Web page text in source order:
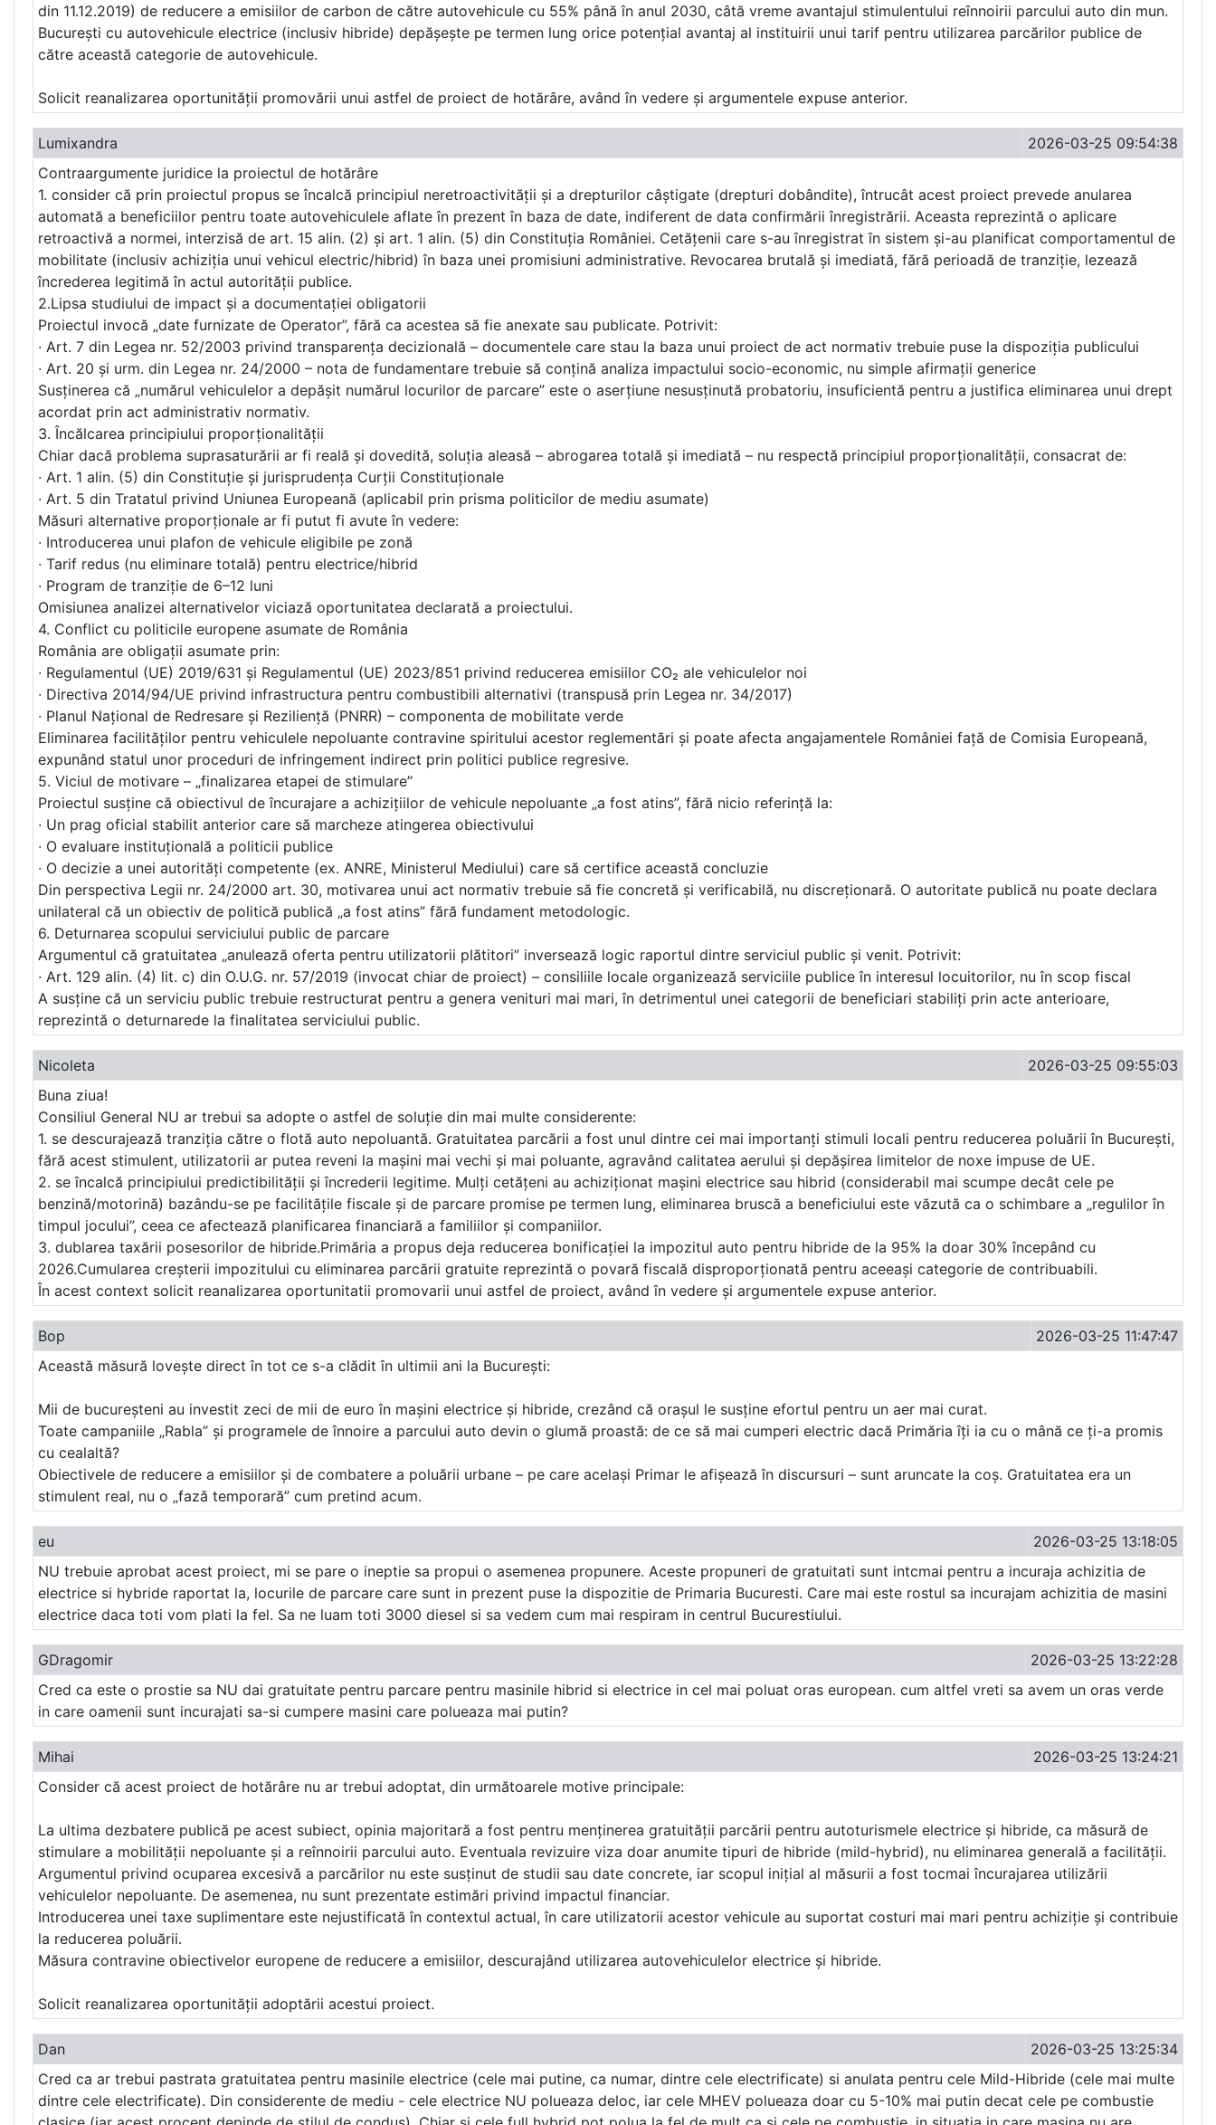
din 11.12.2019) de reducere a emisiilor de carbon de către autovehicule cu 55% până în anul 2030, câtă vreme avantajul stimulentului reînnoirii parcului auto din mun.
București cu autovehicule electrice (inclusiv hibride) depășește pe termen lung orice potențial avantaj al instituirii unui tarif pentru utilizarea parcărilor publice de
către această categorie de autovehicule.
Solicit reanalizarea oportunității promovării unui astfel de proiect de hotărâre, având în vedere și argumentele expuse anterior.
Lumixandra
2026-03-25 09:54:38
Contraargumente juridice la proiectul de hotărâre
1. consider că prin proiectul propus se încalcă principiul neretroactivității și a drepturilor câștigate (drepturi dobândite), întrucât acest proiect prevede anularea
automată a beneficiilor pentru toate autovehiculele aflate în prezent în baza de date, indiferent de data confirmării înregistrării. Aceasta reprezintă o aplicare
retroactivă a normei, interzisă de art. 15 alin. (2) și art. 1 alin. (5) din Constituția României. Cetățenii care s-au înregistrat în sistem și-au planificat comportamentul de
mobilitate (inclusiv achiziția unui vehicul electric/hibrid) în baza unei promisiuni administrative. Revocarea brutală și imediată, fără perioadă de tranziție, lezează
încrederea legitimă în actul autorității publice.
2.Lipsa studiului de impact și a documentației obligatorii
Proiectul invocă „date furnizate de Operator”, fără ca acestea să fie anexate sau publicate. Potrivit:
∙ Art. 7 din Legea nr. 52/2003 privind transparența decizională – documentele care stau la baza unui proiect de act normativ trebuie puse la dispoziția publicului
∙ Art. 20 și urm. din Legea nr. 24/2000 – nota de fundamentare trebuie să conțină analiza impactului socio-economic, nu simple afirmații generice
Susținerea că „numărul vehiculelor a depășit numărul locurilor de parcare” este o aserțiune nesusținută probatoriu, insuficientă pentru a justifica eliminarea unui drept
acordat prin act administrativ normativ.
3. Încălcarea principiului proporționalității
Chiar dacă problema suprasaturării ar fi reală și dovedită, soluția aleasă – abrogarea totală și imediată – nu respectă principiul proporționalității, consacrat de:
∙ Art. 1 alin. (5) din Constituție și jurisprudența Curții Constituționale
∙ Art. 5 din Tratatul privind Uniunea Europeană (aplicabil prin prisma politicilor de mediu asumate)
Măsuri alternative proporționale ar fi putut fi avute în vedere:
∙ Introducerea unui plafon de vehicule eligibile pe zonă
∙ Tarif redus (nu eliminare totală) pentru electrice/hibrid
∙ Program de tranziție de 6–12 luni
Omisiunea analizei alternativelor viciază oportunitatea declarată a proiectului.
4. Conflict cu politicile europene asumate de România
România are obligații asumate prin:
∙ Regulamentul (UE) 2019/631 și Regulamentul (UE) 2023/851 privind reducerea emisiilor CO₂ ale vehiculelor noi
∙ Directiva 2014/94/UE privind infrastructura pentru combustibili alternativi (transpusă prin Legea nr. 34/2017)
∙ Planul Național de Redresare și Reziliență (PNRR) – componenta de mobilitate verde
Eliminarea facilităților pentru vehiculele nepoluante contravine spiritului acestor reglementări și poate afecta angajamentele României față de Comisia Europeană,
expunând statul unor proceduri de infringement indirect prin politici publice regresive.
5. Viciul de motivare – „finalizarea etapei de stimulare”
Proiectul susține că obiectivul de încurajare a achizițiilor de vehicule nepoluante „a fost atins”, fără nicio referință la:
∙ Un prag oficial stabilit anterior care să marcheze atingerea obiectivului
∙ O evaluare instituțională a politicii publice
∙ O decizie a unei autorități competente (ex. ANRE, Ministerul Mediului) care să certifice această concluzie
Din perspectiva Legii nr. 24/2000 art. 30, motivarea unui act normativ trebuie să fie concretă și verificabilă, nu discreționară. O autoritate publică nu poate declara
unilateral că un obiectiv de politică publică „a fost atins” fără fundament metodologic.
6. Deturnarea scopului serviciului public de parcare
Argumentul că gratuitatea „anulează oferta pentru utilizatorii plătitori” inversează logic raportul dintre serviciul public și venit. Potrivit:
∙ Art. 129 alin. (4) lit. c) din O.U.G. nr. 57/2019 (invocat chiar de proiect) – consiliile locale organizează serviciile publice în interesul locuitorilor, nu în scop fiscal
A susține că un serviciu public trebuie restructurat pentru a genera venituri mai mari, în detrimentul unei categorii de beneficiari stabiliți prin acte anterioare,
reprezintă o deturnarede la finalitatea serviciului public.
Nicoleta
2026-03-25 09:55:03
Buna ziua!
Consiliul General NU ar trebui sa adopte o astfel de soluție din mai multe considerente:
1. se descurajează tranziția către o flotă auto nepoluantă. Gratuitatea parcării a fost unul dintre cei mai importanți stimuli locali pentru reducerea poluării în București,
fără acest stimulent, utilizatorii ar putea reveni la mașini mai vechi și mai poluante, agravând calitatea aerului și depășirea limitelor de noxe impuse de UE.
2. se încalcă principiului predictibilității și încrederii legitime. Mulți cetățeni au achiziționat mașini electrice sau hibrid (considerabil mai scumpe decât cele pe
benzină/motorină) bazându-se pe facilitățile fiscale și de parcare promise pe termen lung, eliminarea bruscă a beneficiului este văzută ca o schimbare a „regulilor în
timpul jocului”, ceea ce afectează planificarea financiară a familiilor și companiilor.
3. dublarea taxării posesorilor de hibride.Primăria a propus deja reducerea bonificației la impozitul auto pentru hibride de la 95% la doar 30% începând cu
2026.Cumularea creșterii impozitului cu eliminarea parcării gratuite reprezintă o povară fiscală disproporționată pentru aceeași categorie de contribuabili.
În acest context solicit reanalizarea oportunitatii promovarii unui astfel de proiect, având în vedere și argumentele expuse anterior.
Bop
2026-03-25 11:47:47
Această măsură lovește direct în tot ce s-a clădit în ultimii ani la București:
Mii de bucureșteni au investit zeci de mii de euro în mașini electrice și hibride, crezând că orașul le susține efortul pentru un aer mai curat.
Toate campaniile „Rabla” și programele de înnoire a parcului auto devin o glumă proastă: de ce să mai cumperi electric dacă Primăria îți ia cu o mână ce ți-a promis
cu cealaltă?
Obiectivele de reducere a emisiilor și de combatere a poluării urbane – pe care același Primar le afișează în discursuri – sunt aruncate la coș. Gratuitatea era un
stimulent real, nu o „fază temporară” cum pretind acum.
eu
2026-03-25 13:18:05
NU trebuie aprobat acest proiect, mi se pare o ineptie sa propui o asemenea propunere. Aceste propuneri de gratuitati sunt intcmai pentru a incuraja achizitia de
electrice si hybride raportat la, locurile de parcare care sunt in prezent puse la dispozitie de Primaria Bucuresti. Care mai este rostul sa incurajam achizitia de masini
electrice daca toti vom plati la fel. Sa ne luam toti 3000 diesel si sa vedem cum mai respiram in centrul Bucurestiului.
GDragomir
2026-03-25 13:22:28
Cred ca este o prostie sa NU dai gratuitate pentru parcare pentru masinile hibrid si electrice in cel mai poluat oras european. cum altfel vreti sa avem un oras verde
in care oamenii sunt incurajati sa-si cumpere masini care polueaza mai putin?
Mihai
2026-03-25 13:24:21
Consider că acest proiect de hotărâre nu ar trebui adoptat, din următoarele motive principale:
La ultima dezbatere publică pe acest subiect, opinia majoritară a fost pentru menținerea gratuității parcării pentru autoturismele electrice și hibride, ca măsură de
stimulare a mobilității nepoluante și a reînnoirii parcului auto. Eventuala revizuire viza doar anumite tipuri de hibride (mild-hybrid), nu eliminarea generală a facilității.
Argumentul privind ocuparea excesivă a parcărilor nu este susținut de studii sau date concrete, iar scopul inițial al măsurii a fost tocmai încurajarea utilizării
vehiculelor nepoluante. De asemenea, nu sunt prezentate estimări privind impactul financiar.
Introducerea unei taxe suplimentare este nejustificată în contextul actual, în care utilizatorii acestor vehicule au suportat costuri mai mari pentru achiziție și contribuie
la reducerea poluării.
Măsura contravine obiectivelor europene de reducere a emisiilor, descurajând utilizarea autovehiculelor electrice și hibride.
Solicit reanalizarea oportunității adoptării acestui proiect.
Dan
2026-03-25 13:25:34
Cred ca ar trebui pastrata gratuitatea pentru masinile electrice (cele mai putine, ca numar, dintre cele electrificate) si anulata pentru cele Mild-Hibride (cele mai multe
dintre cele electrificate). Din considerente de mediu - cele electrice NU polueaza deloc, iar cele MHEV polueaza doar cu 5-10% mai putin decat cele pe combustie